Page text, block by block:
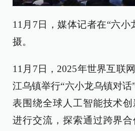
11月7日，媒体记者在“六小
摄。
11月7日，2025年世界互联
江乌镇举行“六小龙乌镇对
表围绕全球人工智能技术
进行交流，探索通过跨界